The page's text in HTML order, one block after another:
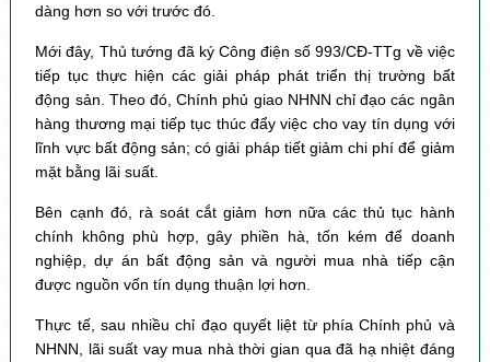
dàng hơn so với trước đó.
Mới đây, Thủ tướng đã ký Công điện số 993/CĐ-TTg về việc
tiếp tục thực hiện các giải pháp phát triển thị trường bất
động sản. Theo đó, Chính phủ giao NHNN chỉ đạo các ngân
hàng thương mại tiếp tục thúc đẩy việc cho vay tín dụng với
lĩnh vực bất động sản; có giải pháp tiết giảm chi phí để giảm
mặt bằng lãi suất.
Bên cạnh đó, rà soát cắt giảm hơn nữa các thủ tục hành
chính không phù hợp, gây phiền hà, tốn kém để doanh
nghiệp, dự án bất động sản và người mua nhà tiếp cận
được nguồn vốn tín dụng thuận lợi hơn.
Thực tế, sau nhiều chỉ đạo quyết liệt từ phía Chính phủ và
NHNN, lãi suất vay mua nhà thời gian qua đã hạ nhiệt đáng